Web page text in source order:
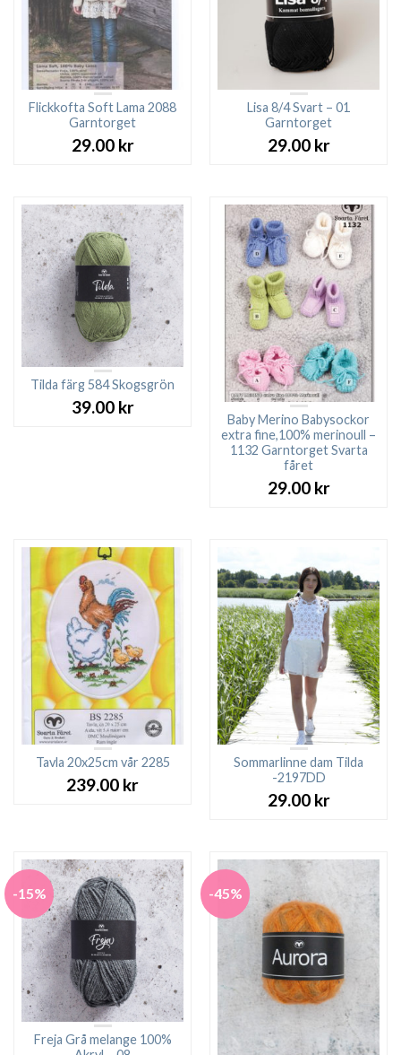
Flickkofta Soft Lama 2088
Garntorget
29.00 kr
Lisa 8/4 Svart – 01
Garntorget
29.00 kr
Tilda färg 584 Skogsgrön
39.00 kr
Baby Merino Babysockor
extra fine,100% merinoull –
1132 Garntorget Svarta
fåret
29.00 kr
Tavla 20x25cm vår 2285
239.00 kr
Sommarlinne dam Tilda
-2197DD
29.00 kr
-15%
Freja Grå melange 100%
-45%